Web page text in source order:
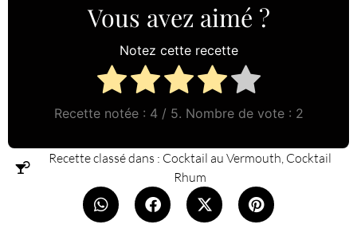
Vous avez aimé ?
Notez cette recette
Recette notée : 4/ 5. Nombre de vote : 2
Recette classé dans : Cocktail au Vermouth, Cocktail
Rhum